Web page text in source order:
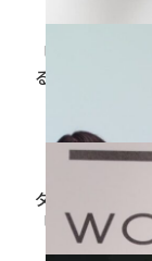
「柔軟な働き
る エイカレ白
ダイバーシテ
「個」を活か